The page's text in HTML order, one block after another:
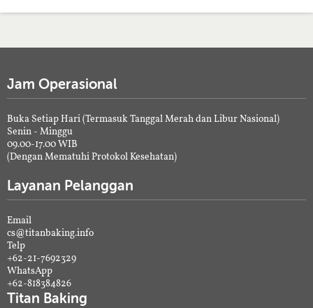
Jam Operasional
Buka Setiap Hari (Termasuk Tanggal Merah dan Libur Nasional)
Senin - Minggu
09.00-17.00 WIB
(Dengan Mematuhi Protokol Kesehatan)
Layanan Pelanggan
Email
cs@titanbaking.info
Telp
+62-21-7692329
WhatsApp
+62-818384826
Titan Baking